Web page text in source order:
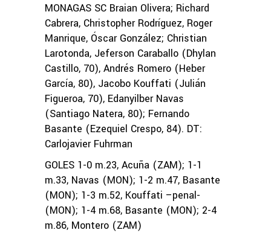
MONAGAS SC Braian Olivera; Richard
Cabrera, Christopher Rodríguez, Roger
Manrique, Óscar González; Christian
Larotonda, Jeferson Caraballo (Dhylan
Castillo, 70), Andrés Romero (Heber
García, 80), Jacobo Kouffati (Julián
Figueroa, 70), Edanyilber Navas
(Santiago Natera, 80); Fernando
Basante (Ezequiel Crespo, 84). DT:
Carlojavier Fuhrman
GOLES 1-0 m.23, Acuña (ZAM); 1-1
m.33, Navas (MON); 1-2 m.47, Basante
(MON); 1-3 m.52, Kouffati –penal-
(MON); 1-4 m.68, Basante (MON); 2-4
m.86, Montero (ZAM)